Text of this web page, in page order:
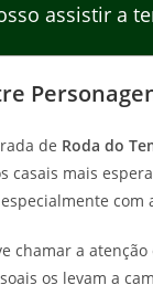
assistir a
de Roda do
casais mais
chamar a
os levam a